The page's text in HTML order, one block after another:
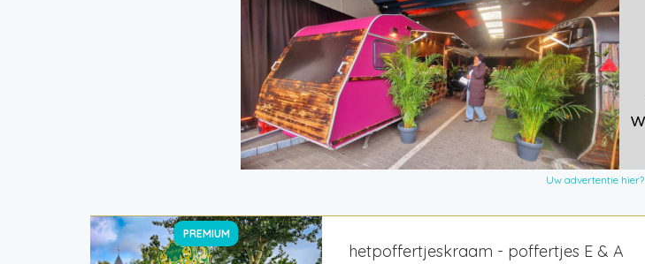
Uw advertentie hier?
PREMIUM
hetpoffertjeskraam - poffertjes E & A